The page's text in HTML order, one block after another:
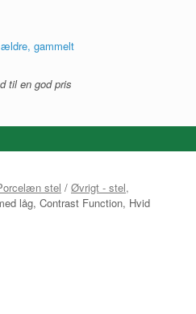
til en god pris
stel / Øvrigt - stel,
låg, Contrast Function, Hvid